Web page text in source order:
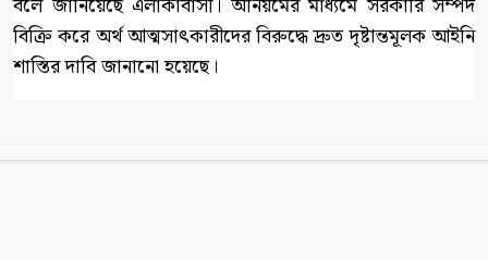
বলে জানিয়েছে এলাকাবাসী। অনিয়মের মাধ্যমে সরকারি সম্পদ
বিক্রি করে অর্থ আত্মসাৎকারীদের বিরুদ্ধে দ্রুত দৃষ্টান্তমূলক আইনি
শাস্তির দাবি জানানো হয়েছে।